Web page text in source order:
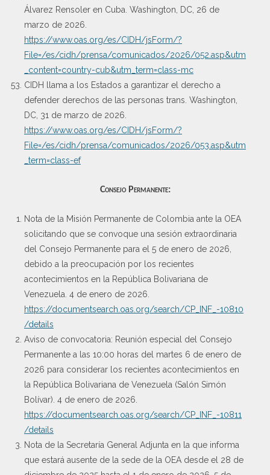
Álvarez Rensoler en Cuba. Washington, DC, 26 de
marzo de 2026.
https://www.oas.org/es/CIDH/jsForm/?
File=/es/cidh/prensa/comunicados/2026/052.asp&utm
_content=country-cub&utm_term=class-mc
CIDH llama a los Estados a garantizar el derecho a
defender derechos de las personas trans. Washington,
DC, 31 de marzo de 2026.
https://www.oas.org/es/CIDH/jsForm/?
File=/es/cidh/prensa/comunicados/2026/053.asp&utm
_term=class-ef
Consejo Permanente:
Nota de la Misión Permanente de Colombia ante la OEA
solicitando que se convoque una sesión extraordinaria
del Consejo Permanente para el 5 de enero de 2026,
debido a la preocupación por los recientes
acontecimientos en la República Bolivariana de
Venezuela. 4 de enero de 2026.
https://documentsearch.oas.org/search/CP_INF_-10810
/details
Aviso de convocatoria: Reunión especial del Consejo
Permanente a las 10:00 horas del martes 6 de enero de
2026 para considerar los recientes acontecimientos en
la República Bolivariana de Venezuela (Salón Simón
Bolívar). 4 de enero de 2026.
https://documentsearch.oas.org/search/CP_INF_-10811
/details
Nota de la Secretaría General Adjunta en la que informa
que estará ausente de la sede de la OEA desde el 28 de